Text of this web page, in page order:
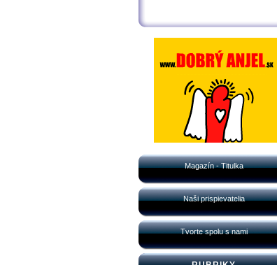
Magazín - Titulka
Naši prispievatelia
Tvorte spolu s nami